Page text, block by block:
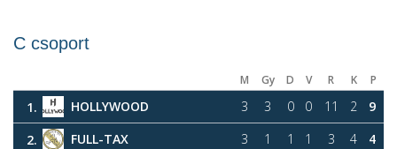
C csoport
M Gy D V R K P
1. HOLLYWOOD 3 3 0 0 11 2
9
2.
FULL-TAX 3 1 1 1 3 4
4